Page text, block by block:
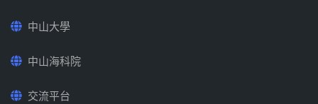
中山大學
中山海科院
交流平台